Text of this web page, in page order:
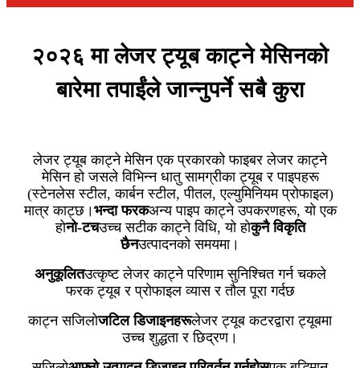
२०२६ मा लेजर ट्यूब काट्ने मेसिनको
बारेमा तपाईंले जान्नुपर्ने सबै कुरा
लेजर ट्यूब काट्ने मेसिन एक प्रकारको फाइबर लेजर काट्ने
मेसिन हो जसले विभिन्न धातु सामग्रीका ट्यूब र पाइपहरू
(स्टेनलेस स्टील, कार्बन स्टील, पीतल, एल्युमिनियम प्रोफाइल)
मात्र काट्छ। भन्दा फरकअन्य पाइप काट्ने उपकरणहरू, यो एक
होनो-टचउच्च सटीक काट्ने विधि, यो होकुनै विकृति
छैनउत्पादनको समयमा।
अनुकूलितउत्कृष्ट लेजर काट्ने परिणाम सुनिश्चित गर्न चकले
फरक ट्यूब र प्रोफाइल व्यास र तौल पूरा गर्दछ
काट्न सजिलोजटिल डिजाइनहरूलेजर ट्यूब कटरद्वारा ट्यूबमा
उच्च शुद्धता र छिद्रण।